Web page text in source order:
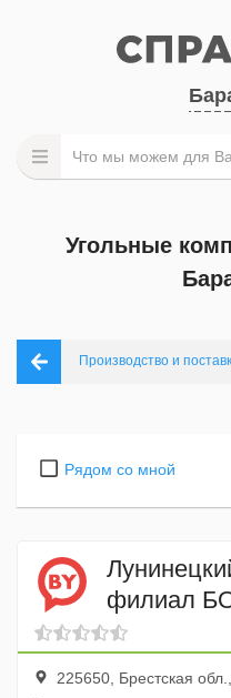
Угольные
Производство и
Рядом со мной
филиал
ЖКХ
225650, Брестская обл.,